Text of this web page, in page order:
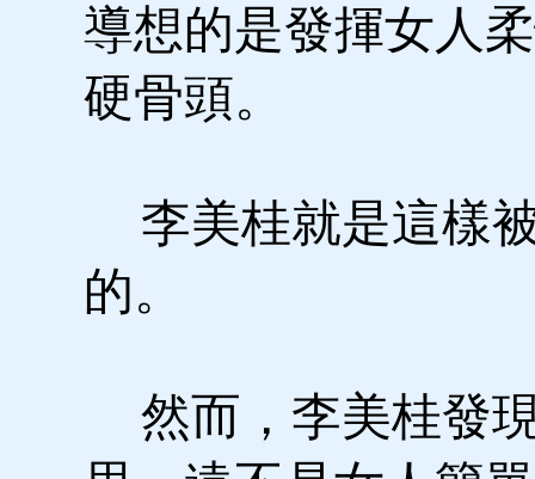
導想的是發揮女人
硬骨頭。
李美桂就是這樣
的。
然而，李美桂發